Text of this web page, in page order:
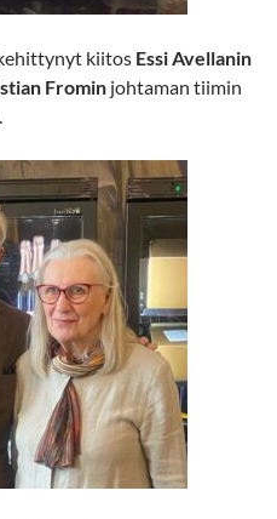
kiitos Essi Avellanin
Fromin johtaman tiimin